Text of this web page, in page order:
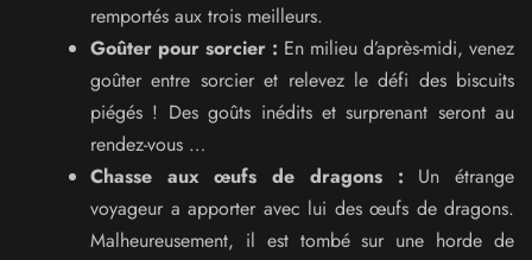
remportés aux trois meilleurs.
Goûter pour sorcier : En milieu d’après-midi, venez
goûter entre sorcier et relevez le défi des biscuits
piégés ! Des goûts inédits et surprenant seront au
rendez-vous …
Chasse aux œufs de dragons : Un étrange
voyageur a apporter avec lui des œufs de dragons.
Malheureusement, il est tombé sur une horde de